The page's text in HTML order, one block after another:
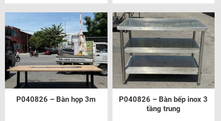
P040826 – Bàn họp 3m
P040826 – Bàn bếp inox 3
tầng trung